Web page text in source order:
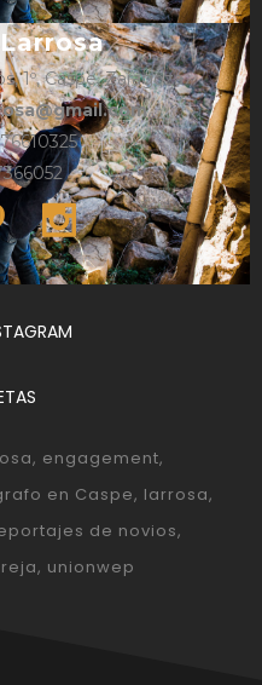
1º, Caspe, Zaragoza
engagement
en Caspe larrosa
de novios
unionwep